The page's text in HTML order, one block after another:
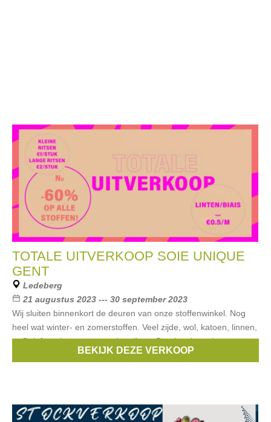
TOTALE UITVERKOOP SOIE UNIQUE
GENT
Ledeberg
21 augustus 2023 --- 30 september 2023
Wij sluiten binnenkort de deuren van onze stoffenwinkel. Nog
heel wat winter- en zomerstoffen. Veel zijde, wol, katoen, linnen,
... Ook fournituren aan ronde prijzen. De uitverkoop loopt nog
BEKIJK DEZE VERKOOP